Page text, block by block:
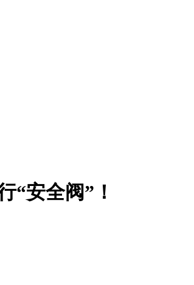
“安全阀”！